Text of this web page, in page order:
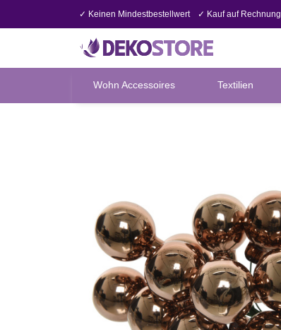
✓ Keinen Mindestbestellwert ✓ Kauf auf Rechnung
Wohn Accessoires Textilien